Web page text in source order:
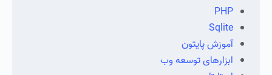
PHP
Sqlite
آموزش پایتون
ابزارهای توسعه وب